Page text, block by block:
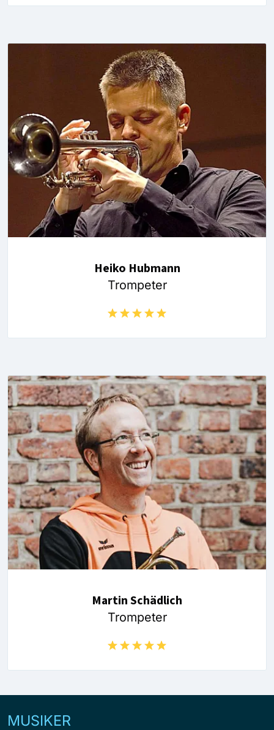
Heiko Hubmann
Trompeter
Martin Schädlich
Trompeter
MUSIKER